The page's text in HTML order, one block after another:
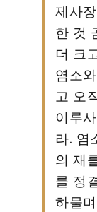
제사
한 것
더 크
염소
고 오
이루
라. 염
의 재
를 정
하물